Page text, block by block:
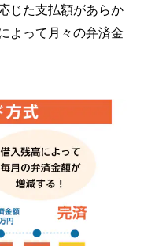
じた支払額があらか
よって月々の弁済金